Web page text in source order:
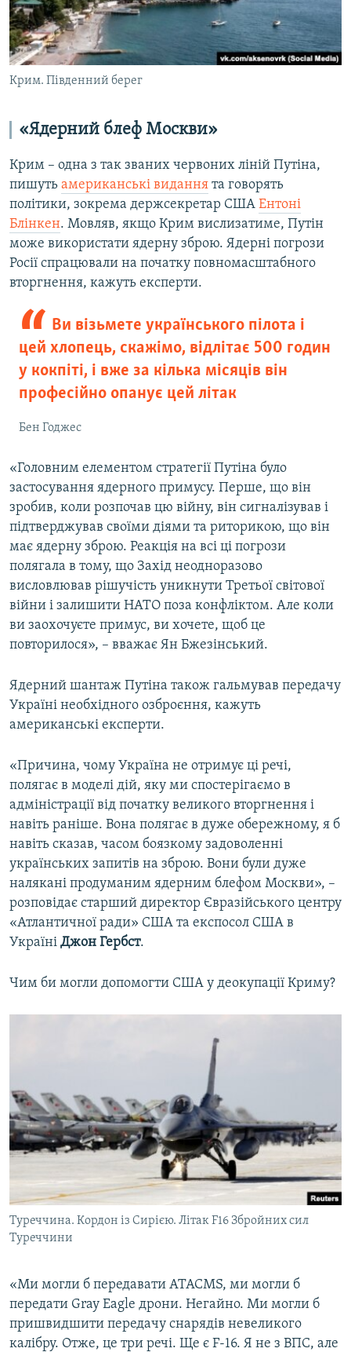
Крим. Південний берег
«Ядерний блеф Москви»
Крим – одна з так званих червоних ліній Путіна,
пишуть американські видання та говорять
політики, зокрема держсекретар США Ентоні
Блінкен. Мовляв, якщо Крим вислизатиме, Путін
може використати ядерну зброю. Ядерні погрози
Росії спрацювали на початку повномасштабного
вторгнення, кажуть експерти.
Ви візьмете українського пілота і
цей хлопець, скажімо, відлітає 500 годин
у кокпіті, і вже за кілька місяців він
професійно опанує цей літак
Бен Годжес
«Головним елементом стратегії Путіна було
застосування ядерного примусу. Перше, що він
зробив, коли розпочав цю війну, він сигналізував і
підтверджував своїми діями та риторикою, що він
має ядерну зброю. Реакція на всі ці погрози
полягала в тому, що Захід неодноразово
висловлював рішучість уникнути Третьої світової
війни і залишити НАТО поза конфліктом. Але коли
ви заохочуєте примус, ви хочете, щоб це
повторилося», – вважає Ян Бжезінський.
Ядерний шантаж Путіна також гальмував передачу
Україні необхідного озброєння, кажуть
американські експерти.
«Причина, чому Україна не отримує ці речі,
полягає в моделі дій, яку ми спостерігаємо в
адміністрації від початку великого вторгнення і
навіть раніше. Вона полягає в дуже обережному, я б
навіть сказав, часом боязкому задоволенні
українських запитів на зброю. Вони були дуже
налякані продуманим ядерним блефом Москви», –
розповідає старший директор Євразійського центру
«Атлантичної ради» США та експосол США в
Україні Джон Гербст.
Чим би могли допомогти США у деокупації Криму?
Туреччина. Кордон із Сирією. Літак F16 Збройних сил
Туреччини
«Ми могли б передавати ATACMS, ми могли б
передати Gray Eagle дрони. Негайно. Ми могли б
пришвидшити передачу снарядів невеликого
калібру. Отже, це три речі. Ще є F-16. Я не з ВПС, але